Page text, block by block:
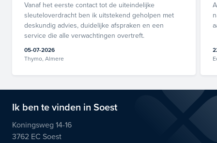
Vanaf het eerste contact tot de uiteindelijke
sleuteloverdracht ben ik uitstekend geholpen met
deskundig advies, duidelijke afspraken en een
service die alle verwachtingen overtreft.
05-07-2026
Thymo, Almere
Ik ben te vinden in Soest
Koningsweg 14-16
3762 EC Soest